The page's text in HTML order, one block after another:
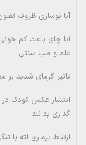
آیا نوسازی ظروف
آیا چای باعث کم
علم و طب سنتی
تاثیر گرمای شدید
انتشار عکس کودک در
گذاری بدانند
ارتباط بیماری لثه